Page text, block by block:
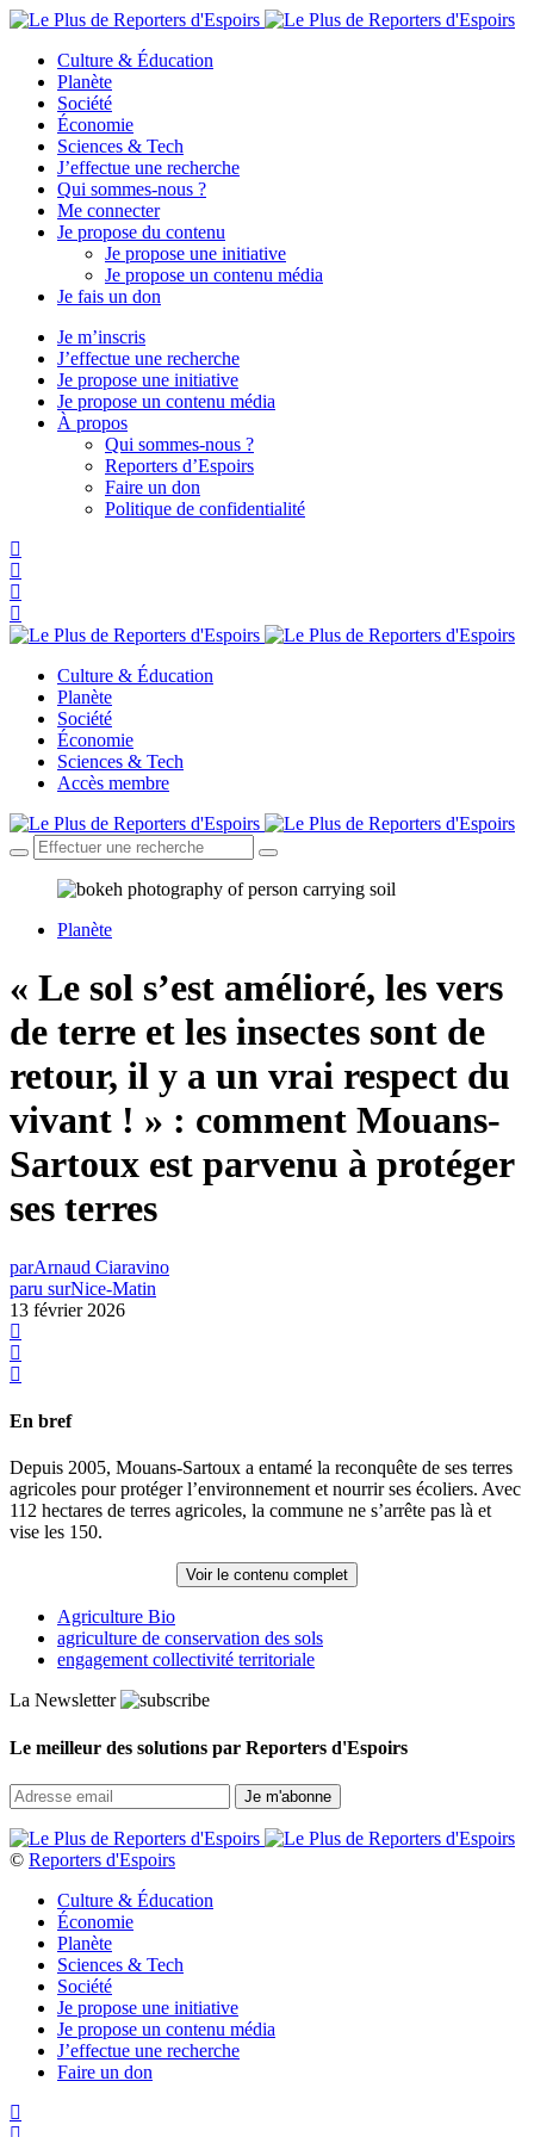
Culture & Éducation
Planète
Société
Économie
Sciences & Tech
J’effectue une recherche
Qui sommes-nous ?
Me connecter
Je propose du contenu
Je propose une initiative
Je propose un contenu média
Je fais un don
Je m’inscris
J’effectue une recherche
Je propose une initiative
Je propose un contenu média
À propos
Qui sommes-nous ?
Reporters d’Espoirs
Faire un don
Politique de confidentialité
Culture & Éducation
Planète
Société
Économie
Sciences & Tech
Accès membre
Planète
« Le sol s’est amélioré, les vers
de terre et les insectes sont de
retour, il y a un vrai respect du
vivant ! » : comment Mouans-
Sartoux est parvenu à protéger
ses terres
parArnaud Ciaravino
paru surNice-Matin
13 février 2026
En bref
Depuis 2005, Mouans-Sartoux a entamé la reconquête de ses terres
agricoles pour protéger l’environnement et nourrir ses écoliers. Avec
112 hectares de terres agricoles, la commune ne s’arrête pas là et
vise les 150.
Voir le contenu complet
Agriculture Bio
agriculture de conservation des sols
engagement collectivité territoriale
La Newsletter
Le meilleur des solutions par Reporters d'Espoirs
© Reporters d'Espoirs
Culture & Éducation
Économie
Planète
Sciences & Tech
Société
Je propose une initiative
Je propose un contenu média
J’effectue une recherche
Faire un don